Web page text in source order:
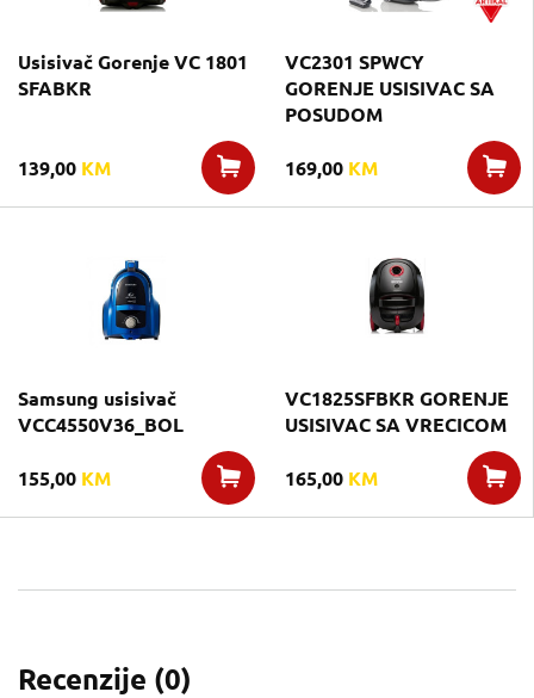
Usisivač Gorenje VC 1801
SFABKR
139,00 KM
VC2301 SPWCY
GORENJE USISIVAC SA
POSUDOM
169,00 KM
Samsung usisivač
VCC4550V36_BOL
155,00 KM
VC1825SFBKR GORENJE
USISIVAC SA VRECICOM
165,00 KM
Recenzije (0)